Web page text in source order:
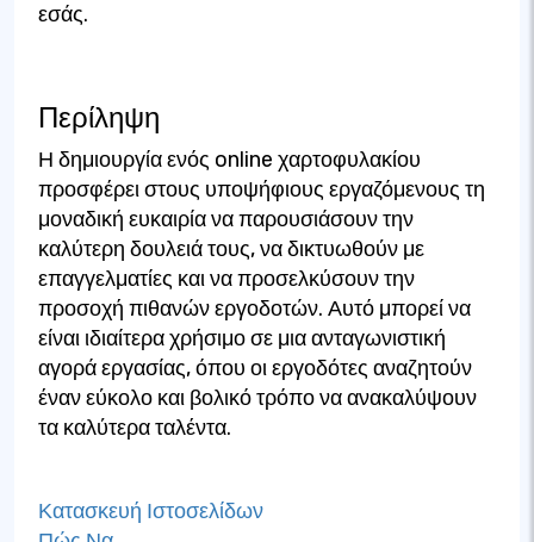
εσάς.
Περίληψη
Η δημιουργία ενός online χαρτοφυλακίου
προσφέρει στους υποψήφιους εργαζόμενους τη
μοναδική ευκαιρία να παρουσιάσουν την
καλύτερη δουλειά τους, να δικτυωθούν με
επαγγελματίες και να προσελκύσουν την
προσοχή πιθανών εργοδοτών. Αυτό μπορεί να
είναι ιδιαίτερα χρήσιμο σε μια ανταγωνιστική
αγορά εργασίας, όπου οι εργοδότες αναζητούν
έναν εύκολο και βολικό τρόπο να ανακαλύψουν
τα καλύτερα ταλέντα.
Κατασκευή Ιστοσελίδων